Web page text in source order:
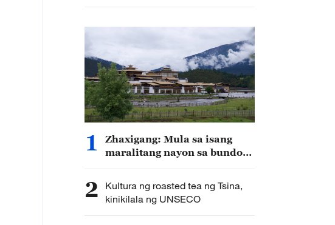
1
Zhaxigang: Mula sa isang
maralitang nayon sa bundok
2
Kultura ng roasted tea ng Tsina,
kinikilala ng UNSECO